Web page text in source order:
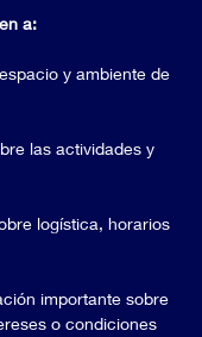
a:
y ambiente de
las actividades y
logística, horarios
importante sobre
o condiciones